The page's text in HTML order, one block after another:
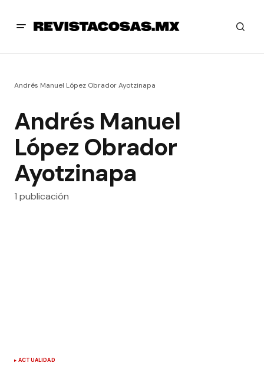
Andrés Manuel López Obrador Ayotzinapa
Andrés Manuel
López Obrador
Ayotzinapa
1 publicación
ACTUALIDAD